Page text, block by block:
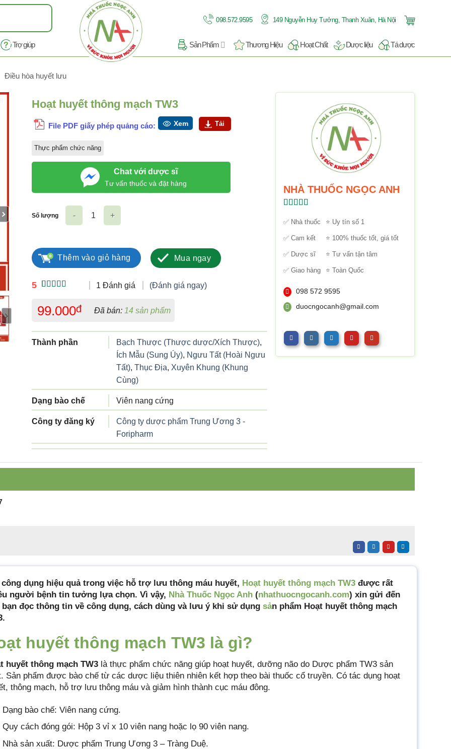
098.572.9595 149 Nguyễn Huy Tưởng, Thanh Xuân, Hà Nội
Trợ giúp Sản Phẩm Thương Hiệu Hoạt Chất Dược liệu Tá dược
Điều hòa huyết lưu
Hoạt huyết thông mạch TW3
File PDF giấy phép quảng cáo: Xem Tải
Thực phẩm chức năng
Chat với dược sĩ
Tư vấn thuốc và đặt hàng
5
đánh giá
1 Đánh giá (Đánh giá ngay)
99.000đ Đã bán: 14 sản phẩm
Thành phần Bạch Thược (Thược dược/Xích Thược),
Ích Mẫu (Sung Úy), Ngưu Tất (Hoài Ngưu
Tất),Thục Địa, Xuyên Khung (Khung
Cùng)
Dạng bào chế Viên nang cứng
Công ty đăng ký
Công ty dược phẩm Trung Ương 3 -
Foripharm
Hạn sử dụng 3 năm
Số lượng
Thêm vào giỏ hàng Mua ngay
NHÀ THUỐC NGỌC ANH
hạng5.005
✅ Nhà thuốc ⭐ Uy tín số 1
✅ Cam kết ⭐ 100% thuốc tốt, giá tốt
✅ Dược sĩ ⭐ Tư vấn tận tâm
✅ Giao hàng ⭐ Toàn Quốc
098 572 9595
duocngocanh@gmail.com
dụng hiệu quả trong việc hỗ trợ lưu thông máu huyết, Hoạt huyết thông mạch TW3 được rất
người bệnh tin tưởng lựa chọn. Vì vậy, Nhà Thuốc Ngọc Anh (nhathuocngocanh.com) xin gửi đến
bạn đọc thông tin về công dụng, cách dùng và lưu ý khi sử dụng sản phẩm Hoạt huyết thông mạch
huyết thông mạch TW3 là gì?
huyết thông mạch TW3 là thực phẩm chức năng giúp hoạt huyết, dưỡng não do Dược phẩm TW3 sản
Sản phẩm được bào chế từ các dược liệu thiên nhiên kết hợp theo bài thuốc cổ truyền. Có tác dụng hoạt
thông mạch, hỗ trợ lưu thông máu và giảm hình thành cục máu đông.
Dạng bào chế: Viên nang cứng.
Quy cách đóng gói: Hộp 3 vỉ x 10 viên nang hoặc lọ 90 viên nang.
Nhà sản xuất: Dược phẩm Trung Ương 3 – Tràng Duệ.